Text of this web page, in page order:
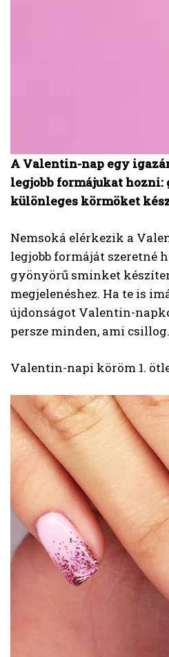
A Valentin-nap egy
legjobb formájukat
különleges körmöket
Nemsoká elérkezik a
legjobb formáját szeretné
gyönyörű sminket
megjelenéshez. Ha te is
újdonságot Valentin-
persze minden, ami csillog.
Valentin-napi köröm 1.